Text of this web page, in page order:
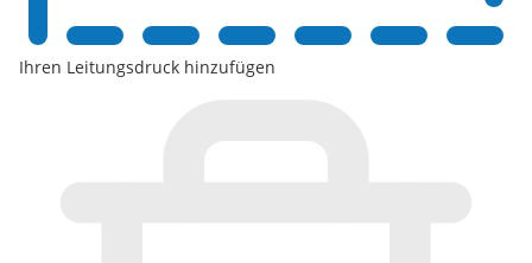
Ihren Leitungsdruck hinzufügen